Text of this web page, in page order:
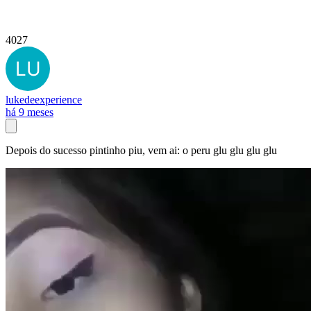
4027
lukedeexperience
há 9 meses
Depois do sucesso pintinho piu, vem ai: o peru glu glu glu glu